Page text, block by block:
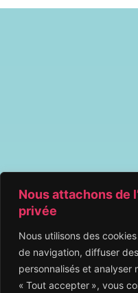
Nous attachons de
privée
Nous utilisons des
de navigation, diffuser
personnalisés et analyser
« Tout accepter », vous